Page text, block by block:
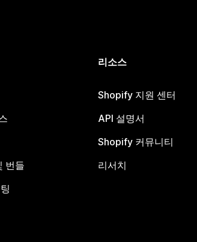
번들
리소스
Shopify 지원 센터
API 설명서
Shopify 커뮤니티
리서치